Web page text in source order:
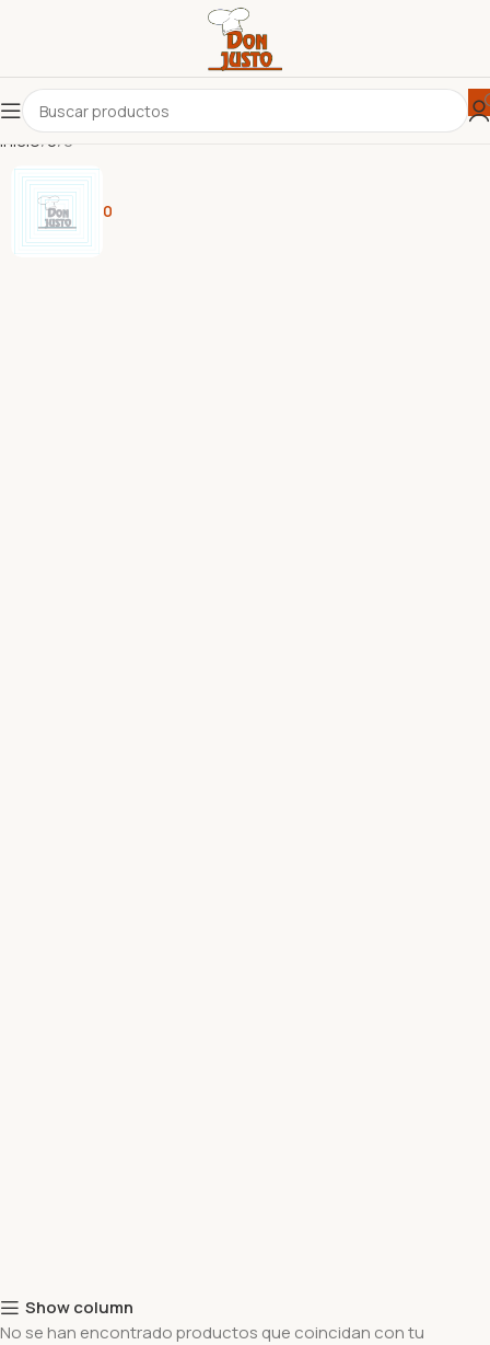
Inicio 0 0
0
Show column
No se han encontrado productos que coincidan con tu